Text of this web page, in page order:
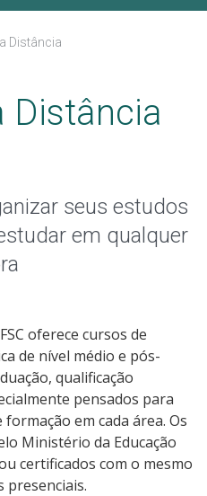
Distância
Distância
seus estudos
em qualquer
oferece cursos de
de nível médio e pós-
qualificação
pensados para
em cada área. Os
Ministério da Educação
certificados com o mesmo
presenciais.